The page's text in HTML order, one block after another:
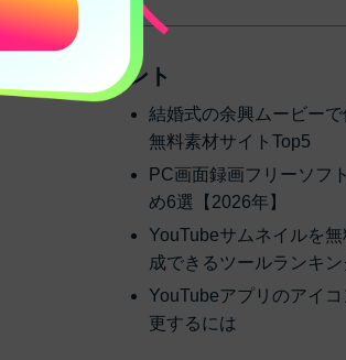
ヒント
結婚式の余興ムービーで
無料素材サイトTop5
PC画面録画フリーソフ
め6選【2026年】
YouTubeサムネイルを
成できるツールランキン
YouTubeアプリのアイ
更するには